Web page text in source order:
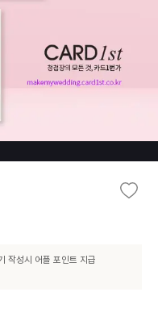
작성시 어플 포인트 지급